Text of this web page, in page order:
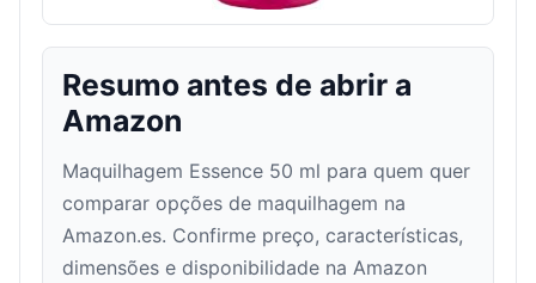
Resumo antes de abrir a
Amazon
Maquilhagem Essence 50 ml para quem quer
comparar opções de maquilhagem na
Amazon.es. Confirme preço, características,
dimensões e disponibilidade na Amazon